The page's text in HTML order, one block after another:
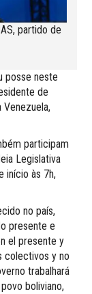
partido de
posse neste
de
Venezuela,
participam
Legislativa
início às 7h,
no país,
presente e
el presente y
colectivos y no
trabalhará
boliviano,